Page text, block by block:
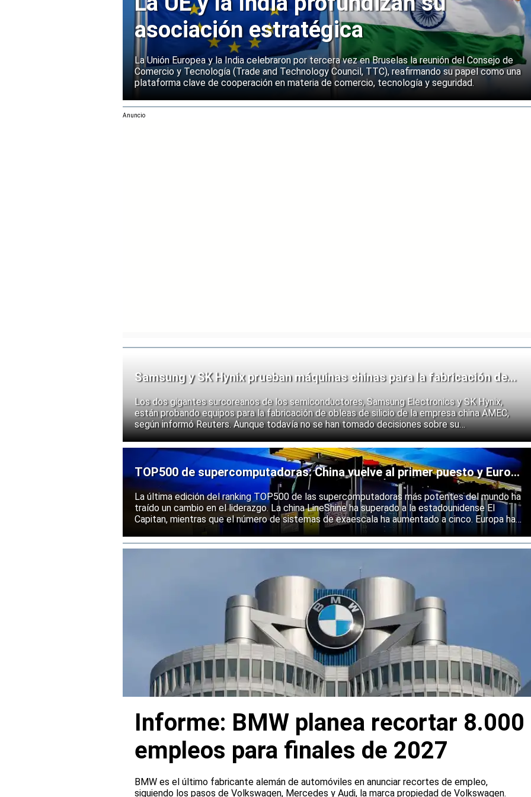
asociación estratégica
La Unión Europea y la India celebraron por tercera vez en Bruselas la reunión del Consejo de
Comercio y Tecnología (Trade and Technology Council, TTC), reafirmando su papel como una
plataforma clave de cooperación en materia de comercio, tecnología y seguridad.
Anuncio
Samsung y SK Hynix prueban máquinas chinas para la fabricación de
Los dos gigantes surcoreanos de los semiconductores, Samsung Electronics y SK Hynix,
están probando equipos para la fabricación de obleas de silicio de la empresa china AMEC,
según informó Reuters. Aunque todavía no se han tomado decisiones sobre su
implementación, las acciones de los fabricantes coreanos muestran que se están preparando
ante la posibilidad de un mayor endurecimiento de las restricciones estadounidenses a la
exportación de tecnologías de semiconductores.
TOP500 de supercomputadoras: China vuelve al primer puesto y Europa
mantiene una posición sólida
La última edición del ranking TOP500 de las supercomputadoras más potentes del mundo ha
traído un cambio en el liderazgo. La china LineShine ha superado a la estadounidense El
Capitan, mientras que el número de sistemas de exaescala ha aumentado a cinco. Europa ha
mantenido su posición entre las principales regiones mundiales en computación de alto
rendimiento.
Informe: BMW planea recortar 8.000
empleos para finales de 2027
BMW es el último fabricante alemán de automóviles en anunciar recortes de empleo,
siguiendo los pasos de Volkswagen, Mercedes y Audi, la marca propiedad de Volkswagen.